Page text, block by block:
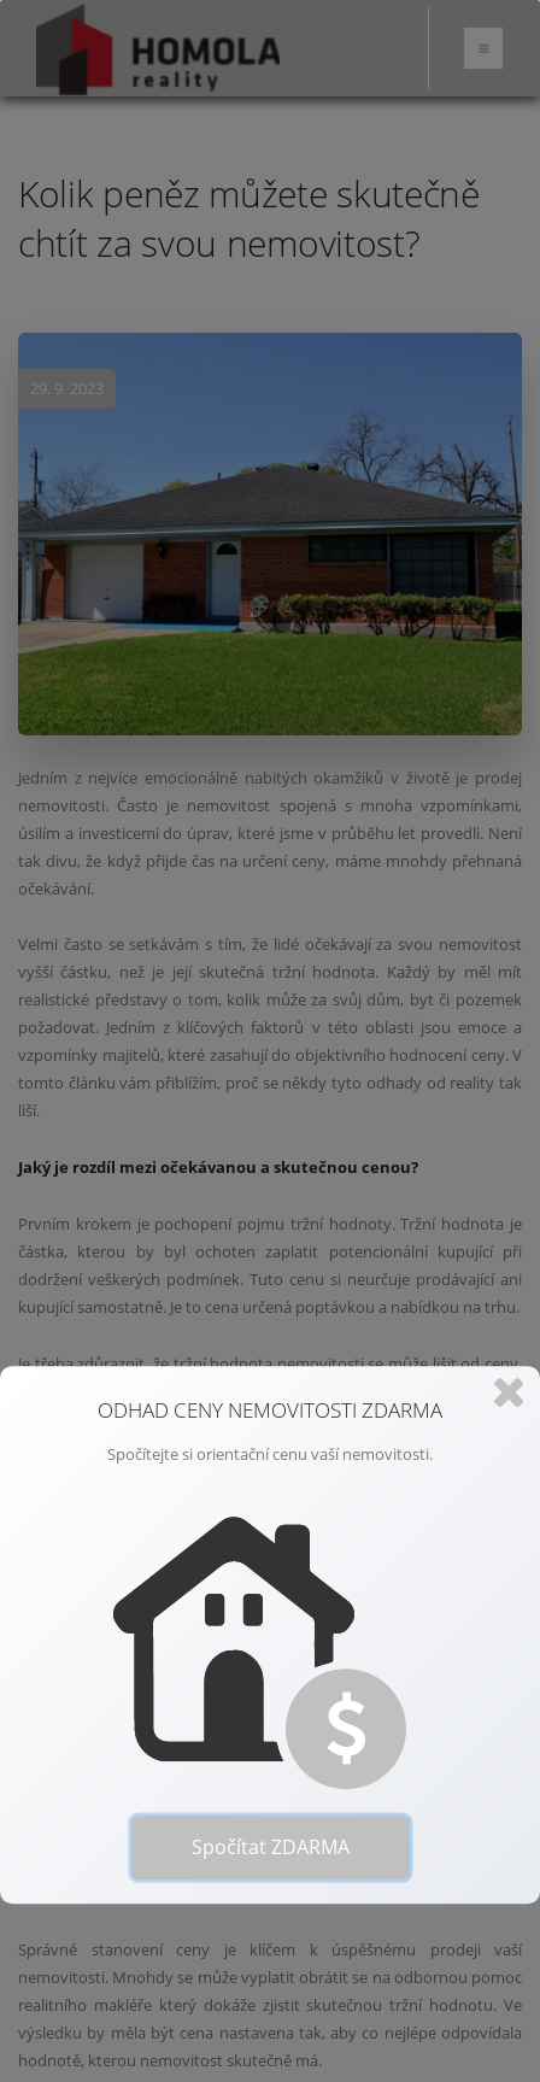
Kolik peněz můžete skutečně
chtít za svou nemovitost?
29. 9. 2023
Jedním z nejvíce emocionálně nabitých okamžiků v životě je prodej
nemovitosti. Často je nemovitost spojená s mnoha vzpomínkami,
úsilím a investicemi do úprav, které jsme v průběhu let provedli. Není
tak divu, že když přijde čas na určení ceny, máme mnohdy přehnaná
očekávání.
Velmi často se setkávám s tím, že lidé očekávají za svou nemovitost
vyšší částku, než je její skutečná tržní hodnota. Každý by měl mít
realistické představy o tom, kolik může za svůj dům, byt či pozemek
požadovat. Jedním z klíčových faktorů v této oblasti jsou emoce a
vzpomínky majitelů, které zasahují do objektivního hodnocení ceny. V
tomto článku vám přiblížím, proč se někdy tyto odhady od reality tak
liší.
Jaký je rozdíl mezi očekávanou a skutečnou cenou?
Prvním krokem je pochopení pojmu tržní hodnoty. Tržní hodnota je
částka, kterou by byl ochoten zaplatit potencionální kupující při
dodržení veškerých podmínek. Tuto cenu si neurčuje prodávající ani
kupující samostatně. Je to cena určená poptávkou a nabídkou na trhu.
Je třeba zdůraznit, že tržní hodnota nemovitosti se může lišit od ceny,
kterou si my jako majitelé přejeme za nemovitost obdržet. A to právě z
emočního důvodu nebo nedostatečné znalosti realitního trhu a jeho
Podle různých studií a výzkumů jsou emocionální faktory jedními z
hlavních ovlivňujících aspektů cen nemovitosti. Majitelé často hodnotí
svoji nemovitost vyšší, než je její skutečná tržní hodnota. A to v
důsledku emocionálního připojení k nemovitosti a investicím, které do
Představme si například, že jste během let investovali hodně času a
peněz do úprav svého domu. Možná jste položili novou podlahu nebo
postavili pergolu na zahradě. Tyto změny pro vás znamenají zvýšení
hodnoty vaší nemovitosti, ale pro potenciálního kupce to může být
jen detail nijak nenarušující jeho pohled na cenu.
Správné stanovení ceny je klíčem k úspěšnému prodeji vaší
nemovitosti. Mnohdy se může vyplatit obrátit se na odbornou pomoc
realitního makléře který dokáže zjistit skutečnou tržní hodnotu. Ve
výsledku by měla být cena nastavena tak, aby co nejlépe odpovídala
hodnotě, kterou nemovitost skutečně má.
ODHAD CENY NEMOVITOSTI ZDARMA
Spočítejte si orientační cenu vaší nemovitosti.
Spočítat ZDARMA